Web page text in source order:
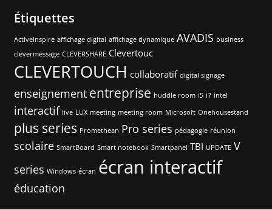
Étiquettes
ActiveInspire affichage digital affichage dynamique AVADIS business
clevermessage CLEVERSHARE Clevertouc
CLEVERTOUCH collaboratif digital signage
enseignement entreprise huddle room i5 i7 intel
interactif live LUX meeting meeting room Microsoft Onehousestand
plus series Promethean Pro series pédagogie réunion
scolaire SmartBoard Smart notebook Smartpanel TBI UPDATE V
series Windows écran écran interactif
éducation